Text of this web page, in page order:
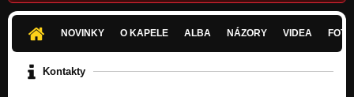
IGNITION (2009)
Never Ever Forever...!!!
U Against U
NOVINKY O KAPELE ALBA NÁZORY VIDEA
Kontakty